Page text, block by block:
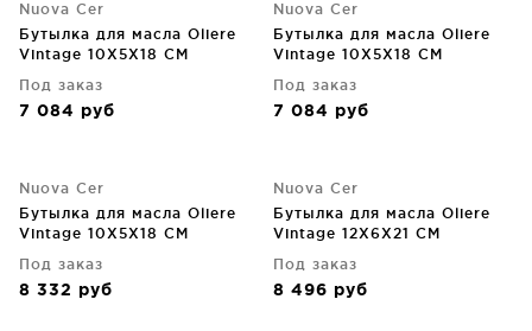
Nuova Cer
Бутылка для масла Oliere
Vintage 10X5X18 CM
Под заказ
7 084 руб
Nuova Cer
Бутылка для масла Oliere
Vintage 10X5X18 CM
Под заказ
7 084 руб
Nuova Cer
Бутылка для масла Oliere
Vintage 10X5X18 CM
Под заказ
8 332 руб
Nuova Cer
Бутылка для масла Oliere
Vintage 12X6X21 CM
Под заказ
8 496 руб